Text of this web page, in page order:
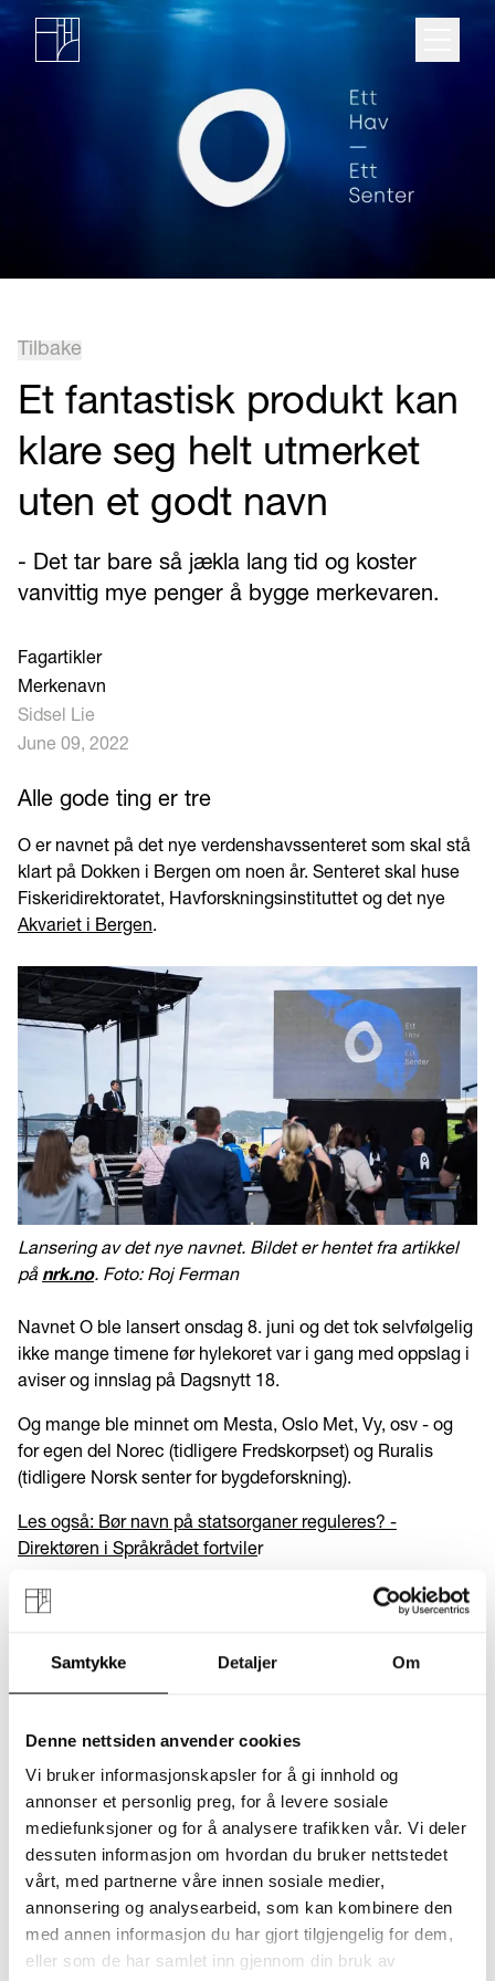
Samtykke Detaljer Om
Denne nettsiden anvender cookies
Vi bruker informasjonskapsler for å gi innhold og
annonser et personlig preg, for å levere sosiale
mediefunksjoner og for å analysere trafikken vår. Vi deler
dessuten informasjon om hvordan du bruker nettstedet
vårt, med partnerne våre innen sosiale medier,
annonsering og analysearbeid, som kan kombinere den
med annen informasjon du har gjort tilgjengelig for dem,
eller som de har samlet inn gjennom din bruk av
Tilbake
Et fantastisk produkt kan
klare seg helt utmerket
uten et godt navn
- Det tar bare så jækla lang tid og koster
vanvittig mye penger å bygge merkevaren.
Fagartikler
Merkenavn
Sidsel Lie
June 09, 2022
Alle gode ting er tre
O er navnet på det nye verdenshavssenteret som skal stå
klart på Dokken i Bergen om noen år. Senteret skal huse
Fiskeridirektoratet, Havforskningsinstituttet og det nye
Akvariet i Bergen.
Lansering av det nye navnet. Bildet er hentet fra artikkel
på nrk.no. Foto: Roj Ferman
Navnet O ble lansert onsdag 8. juni og det tok selvfølgelig
ikke mange timene før hylekoret var i gang med oppslag i
aviser og innslag på Dagsnytt 18.
Og mange ble minnet om Mesta, Oslo Met, Vy, osv - og
for egen del Norec (tidligere Fredskorpset) og Ruralis
(tidligere Norsk senter for bygdeforskning).
Les også: Bør navn på statsorganer reguleres? -
Direktøren i Språkrådet fortviler
Et navneskifte medfører oppmerksomhet og ofte negativ
omtale basert på følelser. Vi liker det vi er vant med.
Men vel så ofte dessverre er harmen berettiget både
språkfaglig og merkevarefaglig.
MenforandrerO egentlig noe som helst utover at det er
et navn på et nytt havsenter i Bergen? Hvis det nye
akvariet i Bergen blir helt fantastisk, så er det sånn sett
ikke så farlig om senteret det ligger i heter f. eks
Verdenshavssenteret eller O.